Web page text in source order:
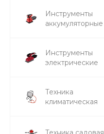
Инструменты
аккумуляторные
Инструменты
электрические
Техника
климатическая